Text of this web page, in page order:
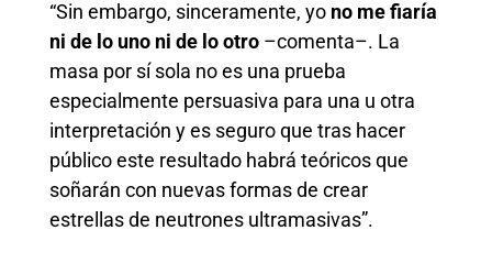
“Sin embargo, sinceramente, yo no me fiaría
ni de lo uno ni de lo otro –comenta–. La
masa por sí sola no es una prueba
especialmente persuasiva para una u otra
interpretación y es seguro que tras hacer
público este resultado habrá teóricos que
soñarán con nuevas formas de crear
estrellas de neutrones ultramasivas”.